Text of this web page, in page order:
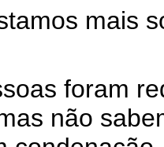
mais
foram
não